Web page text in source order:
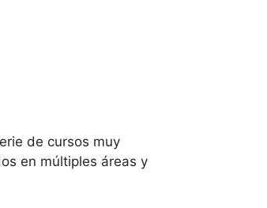
de cursos muy
en múltiples áreas y